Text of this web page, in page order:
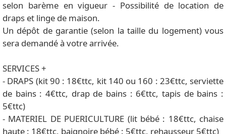
selon barème en vigueur - Possibilité de location de
draps et linge de maison.
Un dépôt de garantie (selon la taille du logement) vous
sera demandé à votre arrivée.
SERVICES +
- DRAPS (kit 90 : 18€ttc, kit 140 ou 160 : 23€ttc, serviette
de bains : 4€ttc, drap de bains : 6€ttc, tapis de bains :
5€ttc)
- MATERIEL DE PUERICULTURE (lit bébé : 18€ttc, chaise
haute : 18€ttc, baignoire bébé : 5€ttc, rehausseur 5€ttc)